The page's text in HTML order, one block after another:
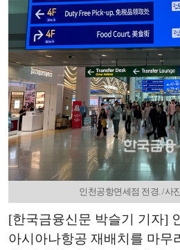
인천공항면세점 전경. /사
[한국금융신문 박슬기 기자]
아시아나항공 재배치를 마무